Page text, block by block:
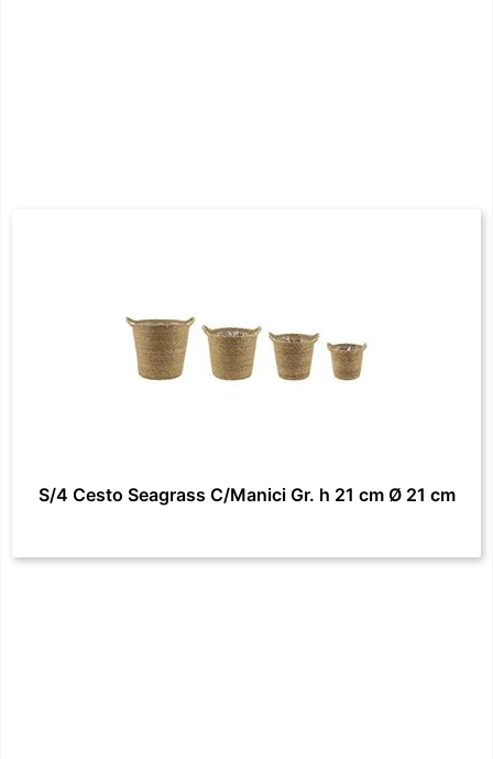
S/4 Cesto Seagrass C/Manici Gr. h 21 cm Ø 21 cm